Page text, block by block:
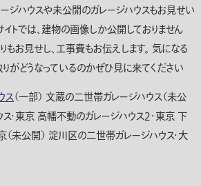
ジハウスや未公開のガレージハウスもお見せい
イトでは、建物の画像しか公開しておりません
もお見せし、工事費もお伝えします。 気になる
がどうなっているのかぜひ見に来てください
ス（一部） 文蔵の二世帯ガレージハウス（未公
・東京 高幡不動のガレージハウス２・東京 下
（未公開） 淀川区の二世帯ガレージハウス・大